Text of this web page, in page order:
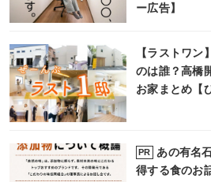
ー広告】
【ラストワン
のは誰？高橋
お家まとめ【
PR
あの有名
得する食のお